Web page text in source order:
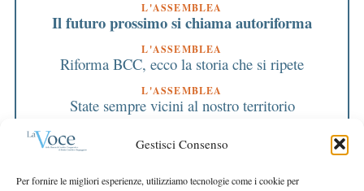
Gestisci Consenso
Per fornire le migliori esperienze, utilizziamo tecnologie come i cookie per
L'ASSEMBLEA
Il futuro prossimo si chiama autoriforma
L'ASSEMBLEA
Riforma BCC, ecco la storia che si ripete
L'ASSEMBLEA
State sempre vicini al nostro territorio
Ok a CdA e bilancio: la BCC è più forte